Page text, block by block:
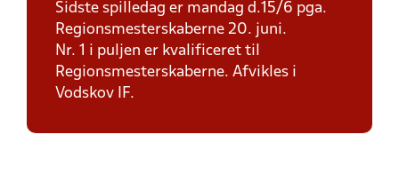
Sidste spilledag er mandag d.15/6 pga.
Regionsmesterskaberne 20. juni.
Nr. 1 i puljen er kvalificeret til
Regionsmesterskaberne. Afvikles i
Vodskov IF.